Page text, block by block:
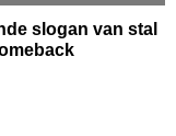
slogan van stal